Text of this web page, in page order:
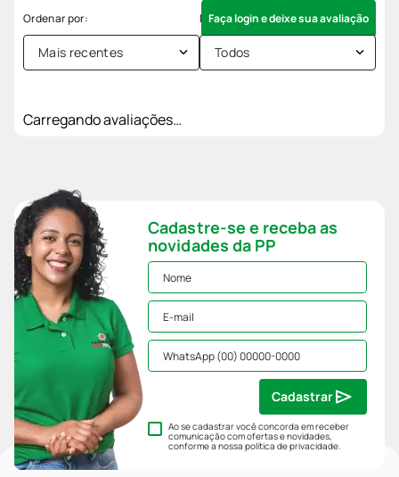
Faça login e deixe sua avaliação
Mais recentes Todos
Carregando avaliações…
Cadastre-se e receba as
novidades da PP
Ao se cadastrar você concorda em receber
comunicação com ofertas e novidades,
conforme a nossapolítica de privacidade.
Cadastrar